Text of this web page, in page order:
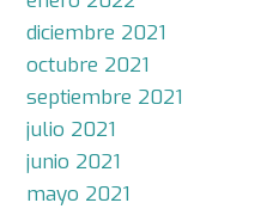
diciembre 2021
octubre 2021
septiembre 2021
julio 2021
junio 2021
mayo 2021